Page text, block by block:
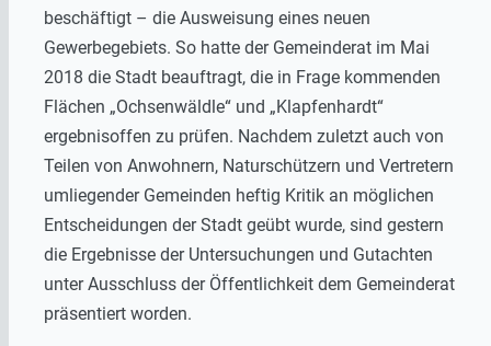
beschäftigt – die Ausweisung eines neuen
Gewerbegebiets. So hatte der Gemeinderat im Mai
2018 die Stadt beauftragt, die in Frage kommenden
Flächen „Ochsenwäldle“ und „Klapfenhardt“
ergebnisoffen zu prüfen. Nachdem zuletzt auch von
Teilen von Anwohnern, Naturschützern und Vertretern
umliegender Gemeinden heftig Kritik an möglichen
Entscheidungen der Stadt geübt wurde, sind gestern
die Ergebnisse der Untersuchungen und Gutachten
unter Ausschluss der Öffentlichkeit dem Gemeinderat
präsentiert worden.